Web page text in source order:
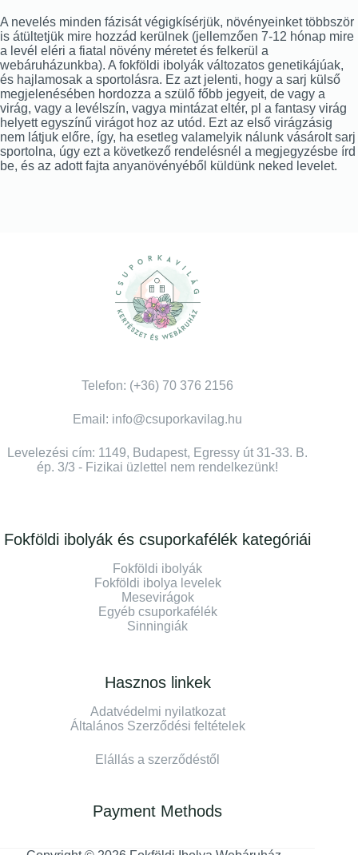
A nevelés minden fázisát végigkísérjük, növényeinket többször
is átültetjük mire hozzád kerülnek (jellemzően 7-12 hónap mire
a levél eléri a fiatal növény méretet és felkerül a
webáruházunkba). A fokföldi ibolyák változatos genetikájúak,
és hajlamosak a sportolásra. Ez azt jelenti, hogy a sarj külső
megjelenésében hordozza a szülő főbb jegyeit, de vagy a
virág, vagy a levélszín, vagya mintázat eltér, pl a fantasy virág
helyett egyszínű virágot hoz az utód. Ezt az első virágzásig
nem látjuk előre, így, ha esetleg valamelyik nálunk vásárolt sarj
sportolna, úgy ezt a következő rendelésnél a megjegyzésbe írd
be, és az adott fajta anyanövényéből küldünk neked levelet.
Telefon: (+36) 70 376 2156
Email: info@csuporkavilag.hu
Levelezési cím: 1149, Budapest, Egressy út 31-33. B.
ép. 3/3 - Fizikai üzlettel nem rendelkezünk!
Fokföldi ibolyák és csuporkafélék kategóriái
Fokföldi ibolyák
Fokföldi ibolya levelek
Mesevirágok
Egyéb csuporkafélék
Sinningiák
Hasznos linkek
Adatvédelmi nyilatkozat
Általános Szerződési feltételek
Elállás a szerződéstől
Payment Methods